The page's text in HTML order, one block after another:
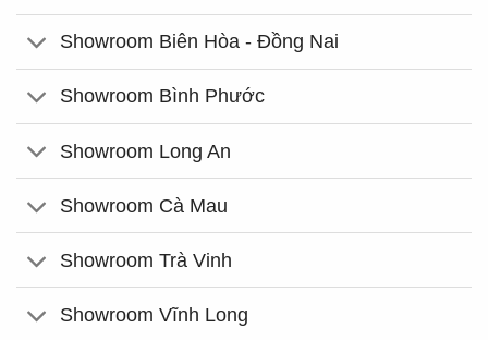
Showroom Biên Hòa - Đồng Nai
Showroom Bình Phước
Showroom Long An
Showroom Cà Mau
Showroom Trà Vinh
Showroom Vĩnh Long